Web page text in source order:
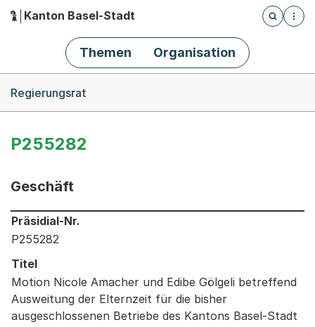
Hauptnavigation
Kanton Basel-Stadt
Öffnet
Themen Organisation
Regierungsrat
P255282
Geschäft
Informationen zum Ausgewählten Geschäft
Präsidial-Nr.
P255282
Titel
Motion Nicole Amacher und Edibe Gölgeli betreffend
Ausweitung der Elternzeit für die bisher
ausgeschlossenen Betriebe des Kantons Basel-Stadt